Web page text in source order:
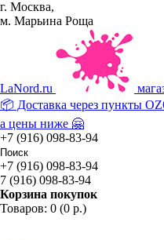
г. Москва,
м. Марьина Роща
LaNord.ru
📦 Доставка через пункты
а цены ниже 🤗
+7 (916) 098-83-94
+7 (916) 098-83-94
7 (916) 098-83-94
Корзина покупок
Товаров: 0 (0 р.)